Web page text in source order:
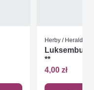
Herby / Heraldyka
Luksemburg
**
4,00 zł